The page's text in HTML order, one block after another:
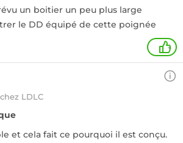
un boitier un peu plus large
le DD équipé de cette poignée
+
LDLC
et cela fait ce pourquoi il est conçu.